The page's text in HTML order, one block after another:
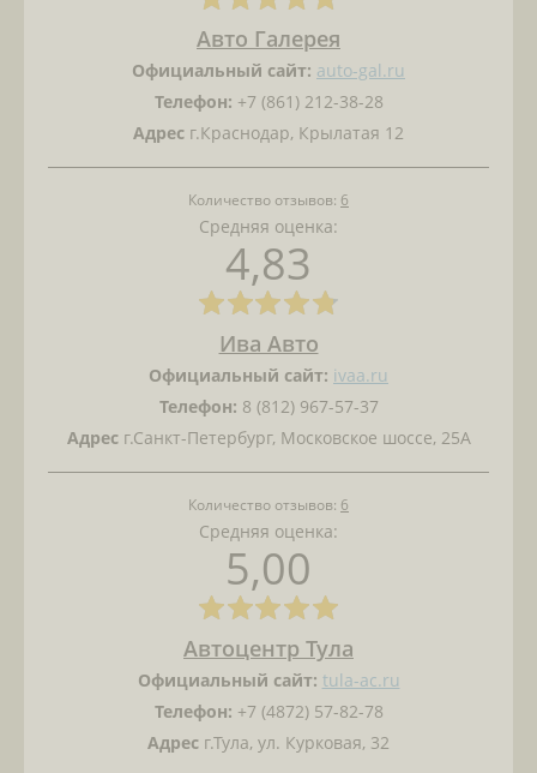
Авто Галерея
Официальный сайт: auto-gal.ru
Телефон: +7 (861) 212-38-28
Адрес г.Краснодар, Крылатая 12
Количество отзывов: 6
Средняя оценка:
4,83
Ива Авто
Официальный сайт: ivaa.ru
Телефон: 8 (812) 967-57-37
Адресг.Санкт-Петербург, Московское шоссе, 25А
Количество отзывов: 6
Средняя оценка:
5,00
Автоцентр Тула
Официальный сайт: tula-ac.ru
Телефон: +7 (4872) 57-82-78
Адрес г.Тула, ул. Курковая, 32